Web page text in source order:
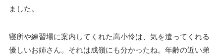
ました。
寝所や練習場に案内してくれた高小怜は、気を遣ってくれる
優しいお姉さん。それは成嶺にも分かったね。年齢の近い弟